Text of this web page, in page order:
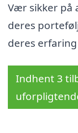
Vær sikker på
deres
deres
Indhent 3